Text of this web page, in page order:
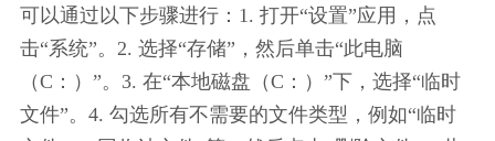
可以通过以下步骤进行：1. 打开“设置”应用，点
击“系统”。2. 选择“存储”，然后单击“此电脑
（C：）”。3. 在“本地磁盘（C：）”下，选择“临时
文件”。4. 勾选所有不需要的文件类型，例如“临时